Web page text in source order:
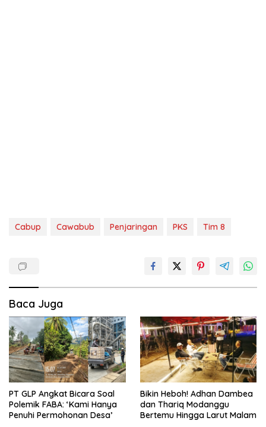
Cabup Cawabub Penjaringan PKS Tim 8
Baca Juga
PT GLP Angkat Bicara Soal
Polemik FABA: ‘Kami Hanya
Penuhi Permohonan Desa’
Bikin Heboh! Adhan Dambea
dan Thariq Modanggu
Bertemu Hingga Larut Malam